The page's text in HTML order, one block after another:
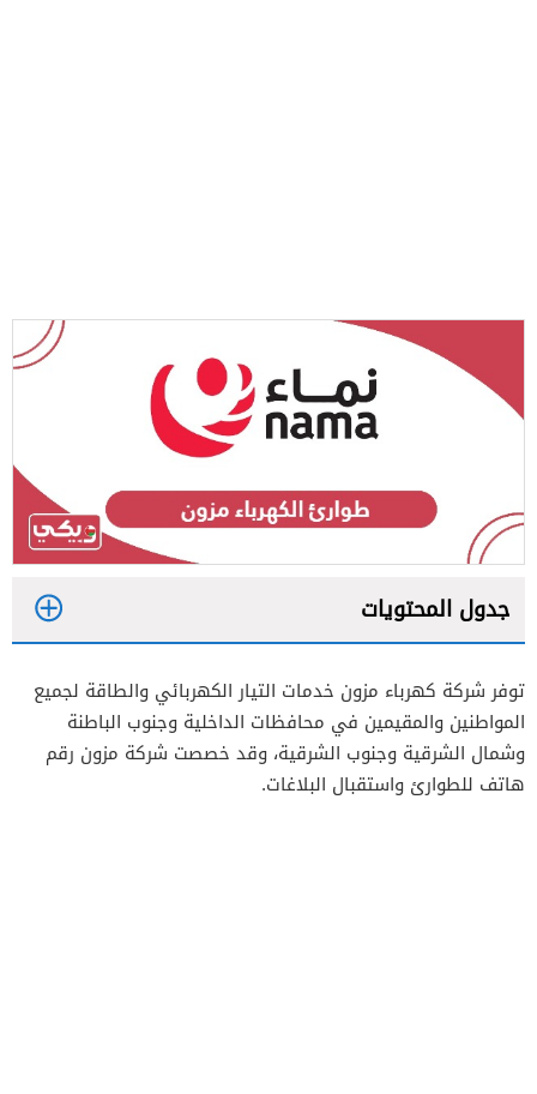
جدول المحتويات
2
3
توفر شركة كهرباء مزون خدمات التيار الكهربائي والطاقة لجميع
المواطنين والمقيمين في محافظات الداخلية وجنوب الباطنة
وشمال الشرقية وجنوب الشرقية، وقد خصصت شركة مزون رقم
هاتف للطوارئ واستقبال البلاغات.